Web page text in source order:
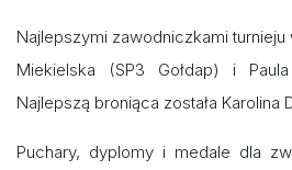
Najlepszymi zawodniczkami turnieju
Miekielska (SP3 Gołdap) i Paula
Najlepszą broniąca została Karolina
Puchary, dyplomy i medale dla